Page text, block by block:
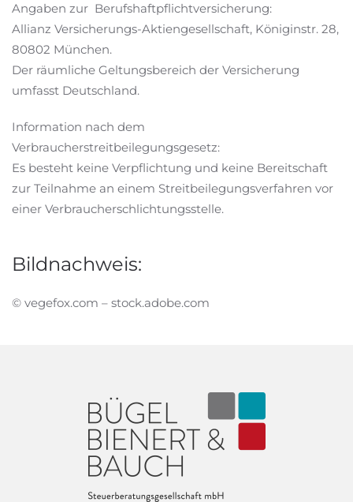
Angaben zur Berufshaftpflichtversicherung:
Allianz Versicherungs-Aktiengesellschaft, Königinstr. 28,
80802 München.
Der räumliche Geltungsbereich der Versicherung
umfasst Deutschland.
Information nach dem
Verbraucherstreitbeilegungsgesetz:
Es besteht keine Verpflichtung und keine Bereitschaft
zur Teilnahme an einem Streitbeilegungsverfahren vor
einer Verbraucherschlichtungsstelle.
Bildnachweis:
© vegefox.com – stock.adobe.com